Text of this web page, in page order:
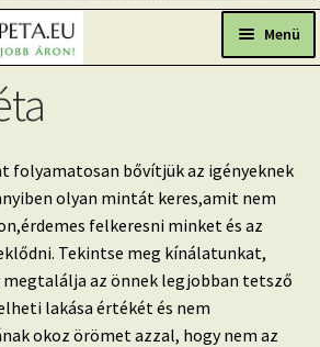
Menü
TREND
folyamatosan bővítjük az igényeknek
olyan mintát keres,amit nem
felkeresni minket és az
Tekintse meg kínálatunkat,
megtalálja az önnek legjobban tetsző
lakása értékét és nem
okoz örömet azzal, hogy nem az